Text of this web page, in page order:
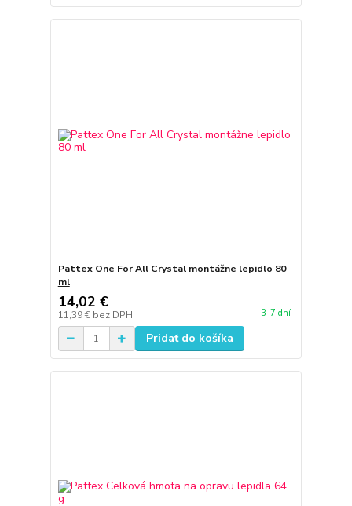
Pattex One For All Crystal montážne lepidlo 80
ml
14,02 €
11,39 € bez DPH 3-7 dní
Pridať do košíka